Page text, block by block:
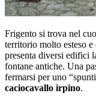
Frigento si trova nel
territorio molto esteso e
presenta diversi edifici
fontane antiche. Una
fermarsi per uno
caciocavallo irpino.